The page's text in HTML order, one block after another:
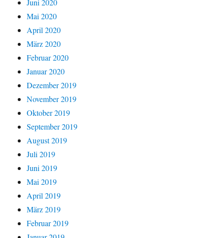
Juni 2020
Mai 2020
April 2020
März 2020
Februar 2020
Januar 2020
Dezember 2019
November 2019
Oktober 2019
September 2019
August 2019
Juli 2019
Juni 2019
Mai 2019
April 2019
März 2019
Februar 2019